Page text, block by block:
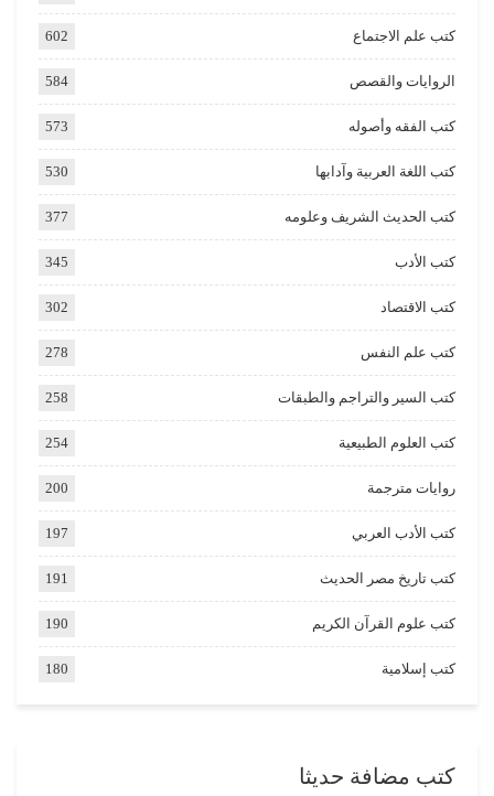
كتب علم الاجتماع 602
الروايات والقصص 584
كتب الفقه وأصوله 573
كتب اللغة العربية وآدابها 530
كتب الحديث الشريف وعلومه 377
كتب الأدب 345
كتب الاقتصاد 302
كتب علم النفس 278
كتب السير والتراجم والطبقات 258
كتب العلوم الطبيعية 254
روايات مترجمة 200
كتب الأدب العربي 197
كتب تاريخ مصر الحديث 191
كتب علوم القرآن الكريم 190
كتب إسلامية 180
كتب مضافة حديثا